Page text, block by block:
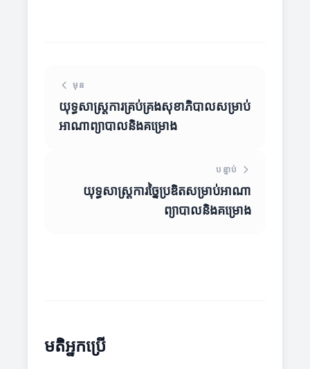
មុន
យុទ្ធសាស្ត្រការគ្រប់គ្រងសុខាភិបាលសម្រាប់
អាណាព្យាបាលនិងគម្រោង
បន្ទាប់
យុទ្ធសាស្ត្រការច្នៃប្រឌិតសម្រាប់អាណា
ព្យាបាលនិងគម្រោង
មតិអ្នកប្រើ